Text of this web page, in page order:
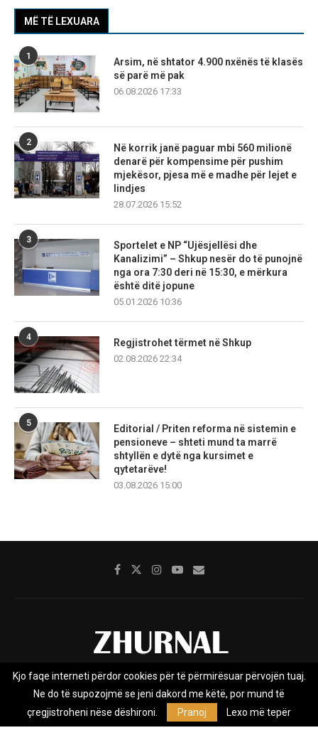
MË TË LEXUARA
1
Arsim, në shtator 4.900 nxënës të klasës
së parë më pak
06.08.2026 17:33
2
Në korrik janë paguar mbi 560 milionë
denarë për kompensime për pushim
mjekësor, pjesa më e madhe për lejet e
lindjes
28.07.2026 15:52
3
Sportelet e NP “Ujësjellësi dhe
Kanalizimi” – Shkup nesër do të punojnë
nga ora 7:30 deri në 15:30, e mërkura
është ditë jopune
05.01.2026 10:36
4
Regjistrohet tërmet në Shkup
02.08.2026 22:34
5
Editorial / Priten reforma në sistemin e
pensioneve – shteti mund ta marrë
shtyllën e dytë nga kursimet e
qytetarëve!
03.08.2026 15:00
Rreth nesh Impresumi Marketing
Privacy Policy
Zhurnal.mk është Agjenci e Lajmeve e pavarur, e themeluar në vitin
Kjo faqe interneti përdor cookies për të përmirësuar përvojën tuaj.
Ne do të supozojmë se jeni dakord me këtë, por mund të
çregjistroheni nëse dëshironi.
Pranoj Lexo më tepër